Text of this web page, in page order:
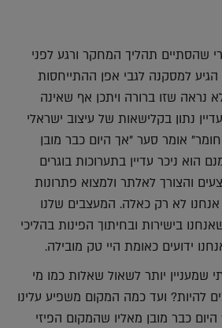
שהסתיים תהליך המחקר ורגע לפני
למסקנה לגבי אפן ההתייחסות
נראה שזו ברורה ויתכן אף שאינה
נתון בקלישאות של עיצוב ישראלי
חומר" אומר סער "אך היום כבר מובן
הוא ניכר עדיין בתערוכות בוגרים
והצורך לאלתר ולמצוא פתרונות
אנחנו לא רק כאלה. המעצבים שלנו
בישירות ובחיתוך הפינות בהליכי
ידועים כאומת היי טק מובילה.
שמעניין יותר לשאול שאלות כמו מי
להיות? ועד כמה המקום משפיע עלינו
כבר מובן מאליו שהמקום הפיזי